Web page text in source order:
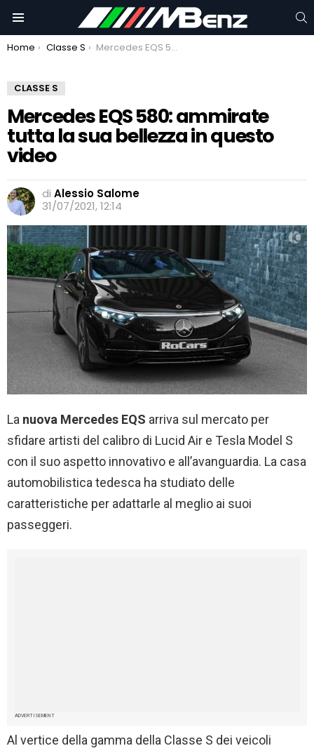
You are here:
Home Classe S Mercedes EQS 580: ammirate tutta la sua bellezza in questo video
CLASSE S
Mercedes EQS 580: ammirate
tutta la sua bellezza in questo
video
di Alessio Salome
31/07/2021, 12:14
La nuova Mercedes EQS arriva sul mercato per
sfidare artisti del calibro di Lucid Air e Tesla Model S
con il suo aspetto innovativo e all’avanguardia. La casa
automobilistica tedesca ha studiato delle
caratteristiche per adattarle al meglio ai suoi
passeggeri.
ADVERTISEMENT
Al vertice della gamma della Classe S dei veicoli